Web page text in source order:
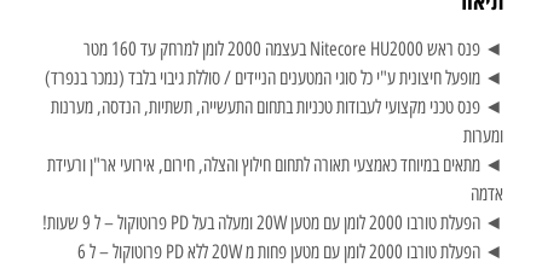
◄ פנס ראש Nitecore HU2000 בעצמה 2000 לומן למרחק עד 160 מטר
◄ מופעל חיצונית ע"י כל סוגי המטענים הניידים / סוללת גיבוי בלבד (נמכר בנפרד)
◄ פנס טכני מקצועי לעבודות טכניות בתחום התעשייה, תשתיות, הנדסה, מערנות
ומערות
◄ מתאים במיוחד כאמצעי תאורה לתחום חילוץ והצלה, חירום, אירועי אר"ן ורעידת
אדמה
◄ הפעלת טורבו 2000 לומן עם מטען 20W ומעלה בעל PD פרוטוקול – ל 9 שעות!
◄ הפעלת טורבו 2000 לומן עם מטען פחות מ 20W ללא PD פרוטוקול – ל 6